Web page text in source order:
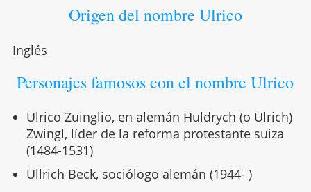
Origen del nombre Ulrico
Inglés
Personajes famosos con el nombre Ulrico
Ulrico Zuinglio, en alemán Huldrych (o Ulrich)
Zwingl, líder de la reforma protestante suiza
(1484-1531)
Ullrich Beck, sociólogo alemán (1944- )